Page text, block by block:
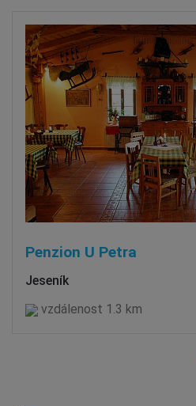
Penzion U Petra
Jeseník
vzdálenost 1.3 km